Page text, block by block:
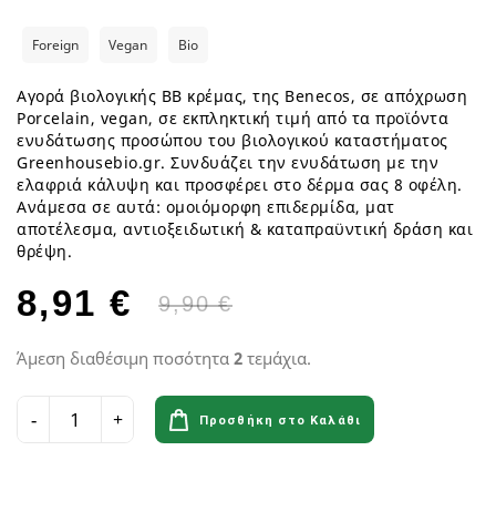
Foreign Vegan Bio
Αγορά βιολογικής ΒΒ κρέμας, της Benecos, σε απόχρωση
Porcelain, vegan, σε εκπληκτική τιμή από τα προϊόντα
ενυδάτωσης προσώπου του βιολογικού καταστήματος
Greenhousebio.gr. Συνδυάζει την ενυδάτωση με την
ελαφριά κάλυψη και προσφέρει στο δέρμα σας 8 οφέλη.
Ανάμεσα σε αυτά: ομοιόμορφη επιδερμίδα, ματ
αποτέλεσμα, αντιοξειδωτική & καταπραϋντική δράση και
θρέψη.
8,91 € 9,90 €
Άμεση διαθέσιμη ποσότητα 2 τεμάχια.
Προσθήκη στο Καλάθι